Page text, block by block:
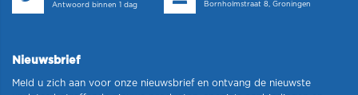
Antwoord binnen 1 dag
Bornholmstraat 8, Groningen
Nieuwsbrief
Meld u zich aan voor onze nieuwsbrief en ontvang de nieuwste